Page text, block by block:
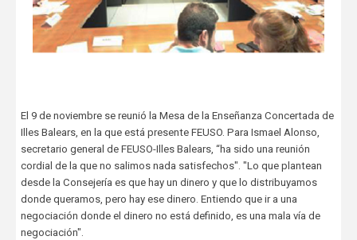
El 9 de noviembre se reunió la Mesa de la Enseñanza Concertada de
Illes Balears, en la que está presente FEUSO. Para Ismael Alonso,
secretario general de FEUSO-Illes Balears, “ha sido una reunión
cordial de la que no salimos nada satisfechos". "Lo que plantean
desde la Consejería es que hay un dinero y que lo distribuyamos
donde queramos, pero hay ese dinero. Entiendo que ir a una
negociación donde el dinero no está definido, es una mala vía de
negociación".